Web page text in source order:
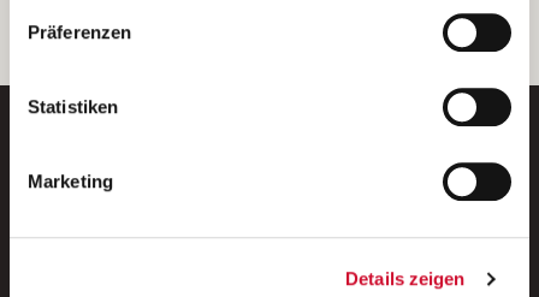
Ihre Einwilligung selbstverständlich jederzeit widerrufen,
indem Sie die Cookie-Einstellungen aufrufen und diese
unserer
Präferenzen
Statistiken
Marketing
Details zeigen